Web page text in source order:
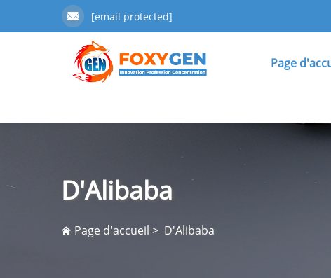
[email protected]
Page
D'Alibaba
Page d'accueil > D'Alibaba